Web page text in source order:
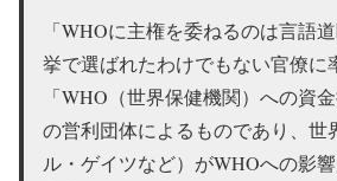
「WHOに主権を委ねるのは言語
挙で選ばれたわけでもない官僚に
「WHO（世界保健機関）への資
の営利団体によるものであり、世
ル・ゲイツなど）がWHOへの影響